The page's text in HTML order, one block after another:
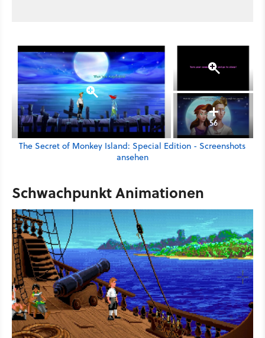
56
The Secret of Monkey Island: Special Edition - Screenshots
ansehen
Schwachpunkt Animationen